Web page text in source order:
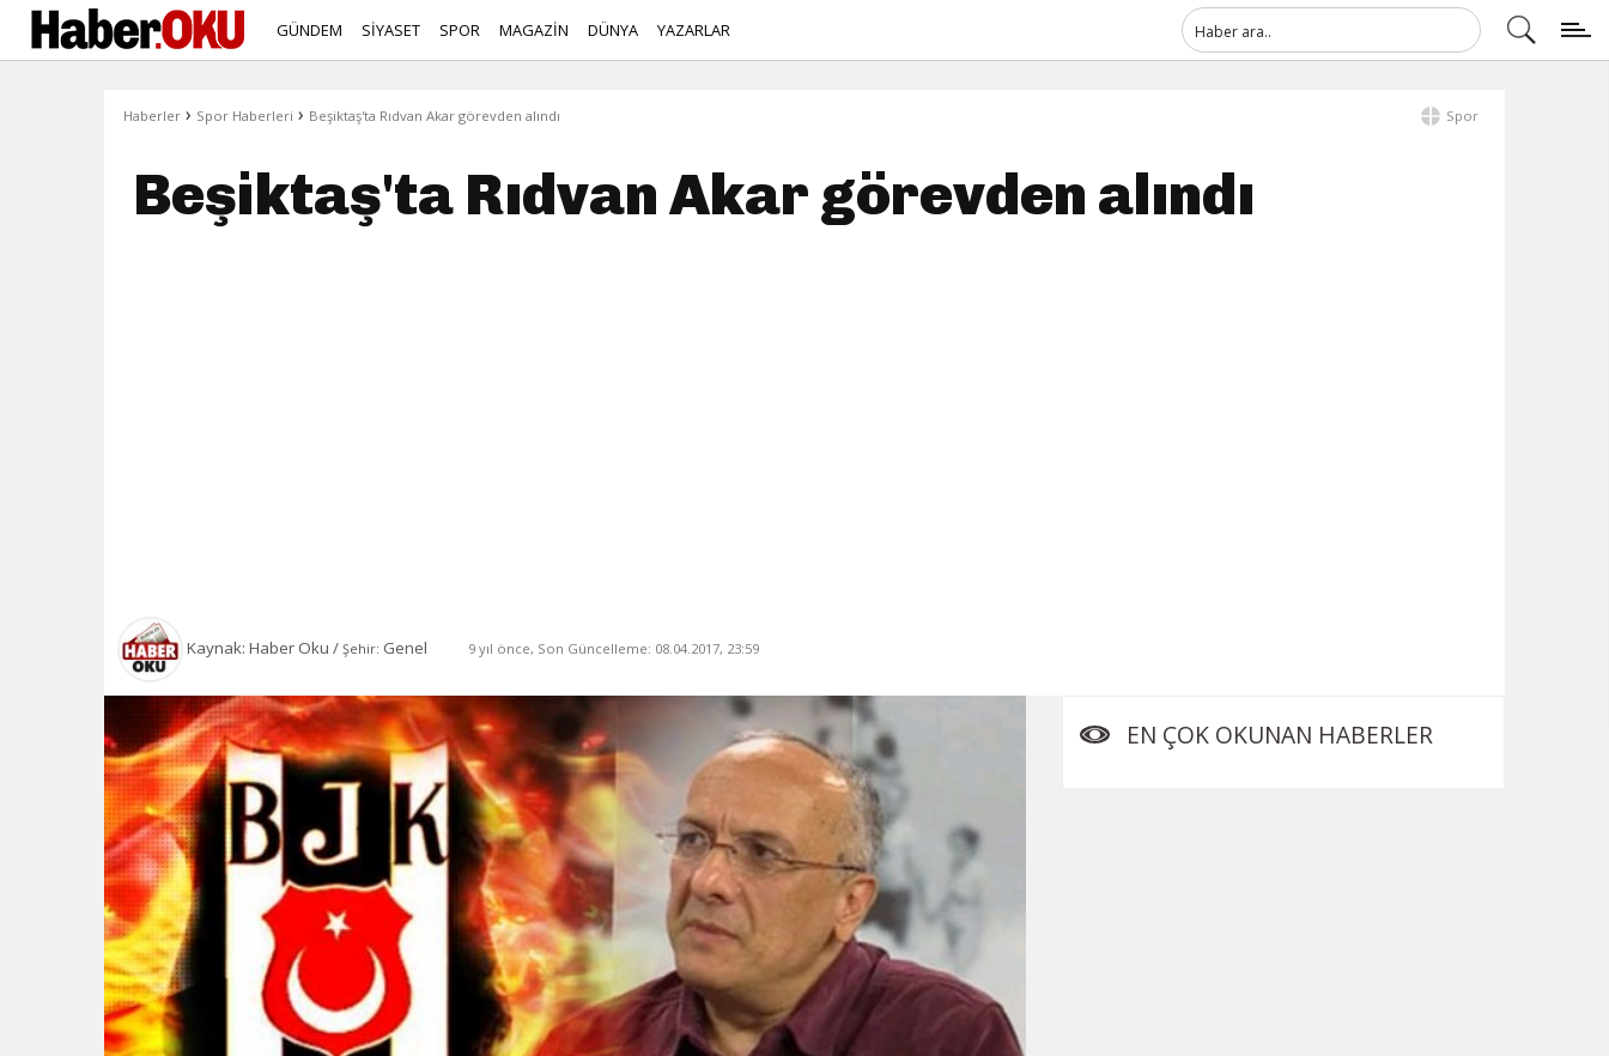
GÜNDEM SİYASET SPOR MAGAZİN DÜNYA YAZARLAR
Haberler › Spor Haberleri › Beşiktaş'ta Rıdvan Akar görevden alındı Spor
Beşiktaş'ta Rıdvan Akar görevden alındı
Kaynak: Haber Oku /Şehir: Genel 9 yıl önce, Son Güncelleme: 08.04.2017, 23:59
EN ÇOK OKUNAN HABERLER